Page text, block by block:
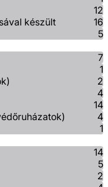
12
készült
16
5
7
1
2
4
14
4
1
14
5
2